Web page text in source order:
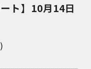
ト】10月14日